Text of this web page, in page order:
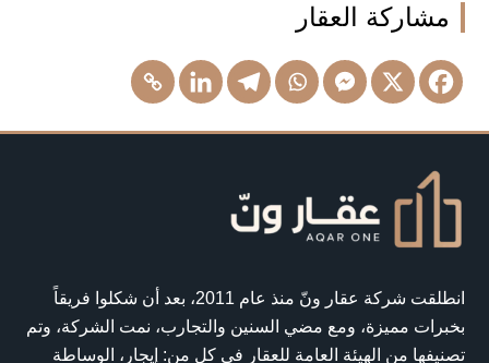
مشاركة العقار
انطلقت شركة عقار ونّ منذ عام 2011، بعد أن شكلوا فريقاً
بخبرات مميزة، ومع مضي السنين والتجارب، نمت الشركة، وتم
تصنيفها من الهيئة العامة للعقار في كل من: إيجار، الوساطة